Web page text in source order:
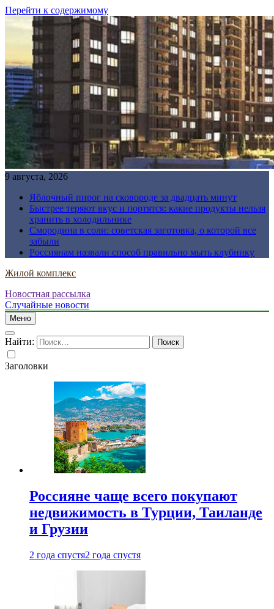
Перейти к содержимому
9 августа, 2026
Яблочный пирог на сковороде за двадцать минут
Быстрее теряют вкус и портятся: какие продукты нельзя
хранить в холодильнике
Смородина в соли: советская заготовка, о которой все
забыли
Россиянам назвали способ правильно мыть клубнику
Жилой комплекс
Новостная рассылка
Случайные новости
Меню
Найти:
Заголовки
Россияне чаще всего покупают
недвижимость в Турции, Таиланде
и Грузии
2 года спустя2 года спустя